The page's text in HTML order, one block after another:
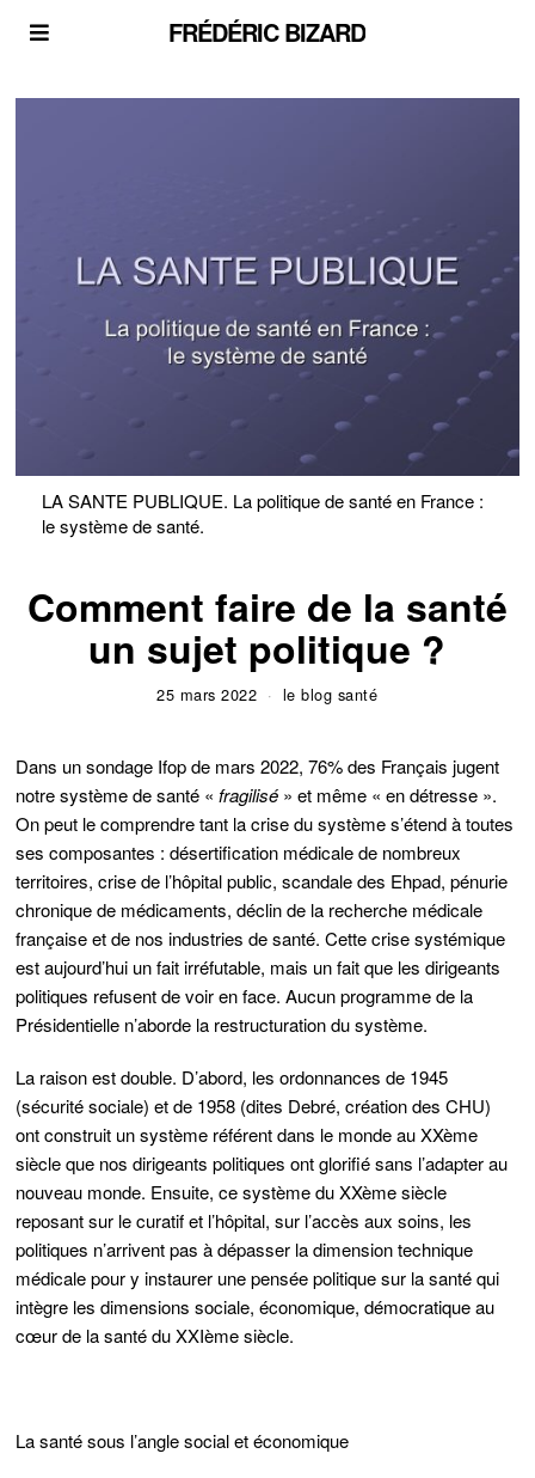
FRÉDÉRIC BIZARD
LA SANTE PUBLIQUE. La politique de santé en France :
le système de santé.
Comment faire de la santé
un sujet politique ?
25 mars 2022 le blog santé
Dans un sondage Ifop de mars 2022, 76% des Français jugent
notre système de santé «fragilisé » et même « en détresse ».
On peut le comprendre tant la crise du système s’étend à toutes
ses composantes : désertification médicale de nombreux
territoires, crise de l’hôpital public, scandale des Ehpad, pénurie
chronique de médicaments, déclin de la recherche médicale
française et de nos industries de santé. Cette crise systémique
est aujourd’hui un fait irréfutable, mais un fait que les dirigeants
politiques refusent de voir en face. Aucun programme de la
Présidentielle n’aborde la restructuration du système.
La raison est double. D’abord, les ordonnances de 1945
(sécurité sociale) et de 1958 (dites Debré, création des CHU)
ont construit un système référent dans le monde au XXème
siècle que nos dirigeants politiques ont glorifié sans l’adapter au
nouveau monde. Ensuite, ce système du XXème siècle
reposant sur le curatif et l’hôpital, sur l’accès aux soins, les
politiques n’arrivent pas à dépasser la dimension technique
médicale pour y instaurer une pensée politique sur la santé qui
intègre les dimensions sociale, économique, démocratique au
cœur de la santé du XXIème siècle.
La santé sous l’angle social et économique